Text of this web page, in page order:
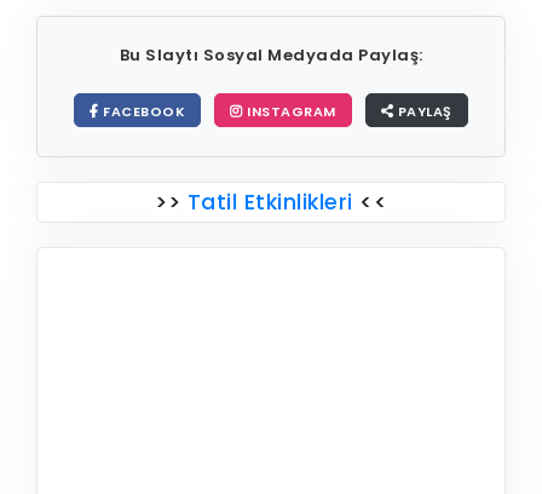
Bu Slaytı Sosyal Medyada Paylaş:
FACEBOOK INSTAGRAM PAYLAŞ
>> Tatil Etkinlikleri <<